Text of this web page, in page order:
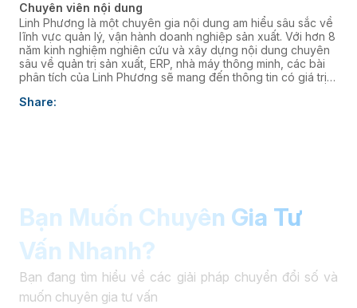
Chuyên viên nội dung
Linh Phương là một chuyên gia nội dung am hiểu sâu sắc về
lĩnh vực quản lý, vận hành doanh nghiệp sản xuất. Với hơn 8
năm kinh nghiệm nghiên cứu và xây dựng nội dung chuyên
sâu về quản trị sản xuất, ERP, nhà máy thông minh, các bài
phân tích của Linh Phương sẽ mang đến thông tin có giá trị
thúc đẩy chuyển đổi số. âaaa
Share:
Bạn Muốn Chuyên Gia Tư
Vấn Nhanh?
Bạn đang tìm hiểu về các giải pháp chuyển đổi số và
muốn chuyên gia tư vấn